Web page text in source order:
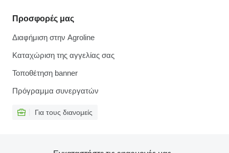
Προσφορές μας
Διαφήμιση στην Agroline
Καταχώριση της αγγελίας σας
Τοποθέτηση banner
Πρόγραμμα συνεργατών
Για τους διανομείς